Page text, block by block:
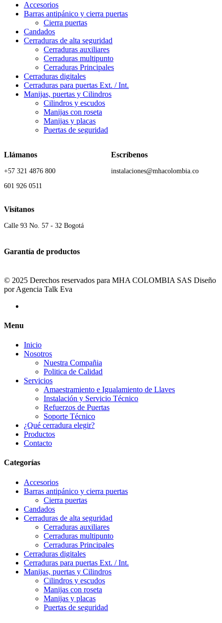
Accesorios
Barras antipánico y cierra puertas
Cierra puertas
Candados
Cerraduras de alta seguridad
Cerraduras auxiliares
Cerraduras multipunto
Cerraduras Principales
Cerraduras digitales
Cerraduras para puertas Ext. / Int.
Manijas, puertas y Cilindros
Cilindros y escudos
Manijas con roseta
Manijas y placas
Puertas de seguridad
Llámanos
+57 321 4876 800
601 926 0511
Escríbenos
instalaciones@mhacolombia.co
Visítanos
Calle 93 No. 57 - 32 Bogotá
Garantía de productos
© 2025 Derechos reservados para MHA COLOMBIA SAS Diseño
por Agencia Talk Eva
Menu
Inicio
Nosotros
Nuestra Compañia
Politica de Calidad
Servicios
Amaestramiento e Igualamiento de Llaves
Instalación y Servicio Técnico
Refuerzos de Puertas
Soporte Técnico
¿Qué cerradura elegir?
Productos
Contacto
Categorías
Accesorios
Barras antipánico y cierra puertas
Cierra puertas
Candados
Cerraduras de alta seguridad
Cerraduras auxiliares
Cerraduras multipunto
Cerraduras Principales
Cerraduras digitales
Cerraduras para puertas Ext. / Int.
Manijas, puertas y Cilindros
Cilindros y escudos
Manijas con roseta
Manijas y placas
Puertas de seguridad